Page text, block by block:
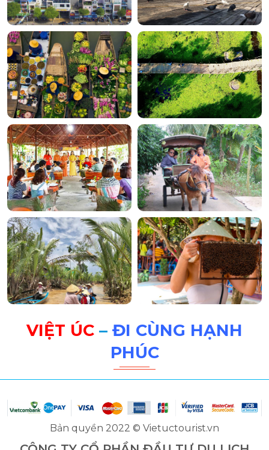
VIỆT ÚC – ĐI CÙNG HẠNH
PHÚC
Bản quyền 2022 © Vietuctourist.vn